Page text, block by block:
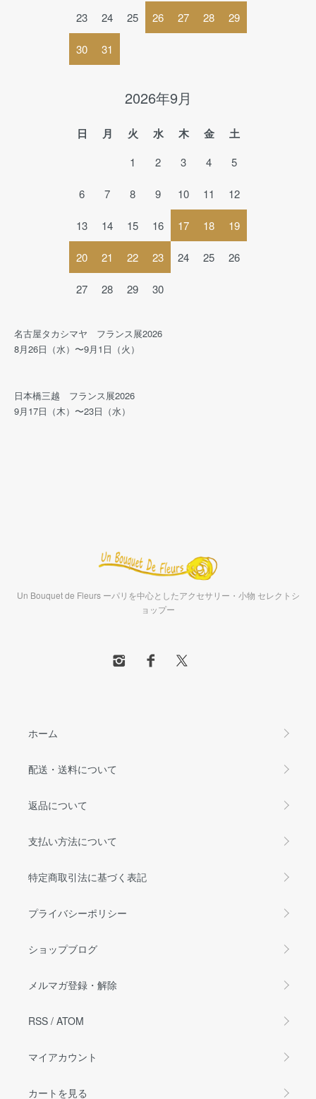
23 24 25 26 27 28 29
30 31
2026年9月
日 月 火 水 木 金 土
1 2 3 4 5
6 7 8 9 10 11 12
13 14 15 16 17 18 19
20 21 22 23 24 25 26
27 28 29 30
名古屋タカシマヤ フランス展2026
8月26日（水）〜9月1日（火）
日本橋三越 フランス展2026
9月17日（木）〜23日（水）
Un Bouquet de Fleurs ーパリを中心としたアクセサリー・小物 セレクトシ
ョップー
ホーム
配送・送料について
返品について
支払い方法について
特定商取引法に基づく表記
プライバシーポリシー
ショップブログ
メルマガ登録・解除
RSS / ATOM
マイアカウント
カートを見る